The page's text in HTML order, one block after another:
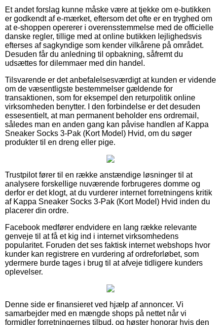
Et andet forslag kunne måske være at tjekke om e-butikken
er godkendt af e-mærket, eftersom det ofte er en tryghed om
at e-shoppen opererer i overensstemmelse med de officielle
danske regler, tillige med at online butikken lejlighedsvis
efterses af sagkyndige som kender vilkårene på området.
Desuden får du anledning til opbakning, såfremt du
udsættes for dilemmaer med din handel.
Tilsvarende er det anbefalelsesværdigt at kunden er vidende
om de væsentligste bestemmelser gældende for
transaktionen, som for eksempel den returpolitik online
virksomheden benytter. I den forbindelse er det desuden
essesentielt, at man permanent beholder ens ordremail,
således man en anden gang kan påvise handlen af Kappa
Sneaker Socks 3-Pak (Kort Model) Hvid, om du søger
produkter til en dreng eller pige.
Trustpilot fører til en række anstændige løsninger til at
analysere forskellige nuværende forbrugeres domme og
derfor er det klogt, at du vurderer internet forretningens kritik
af Kappa Sneaker Socks 3-Pak (Kort Model) Hvid inden du
placerer din ordre.
Facebook medfører endvidere en lang række relevante
genveje til at få et kig ind i internet virksomhedens
popularitet. Foruden det ses faktisk internet webshops hvor
kunder kan registrere en vurdering af ordreforløbet, som
ydermere burde tages i brug til at afveje tidligere kunders
oplevelser.
Denne side er finansieret ved hjælp af annoncer. Vi
samarbejder med en mængde shops på nettet når vi
formidler forretningernes tilbud, og høster honorar hvis den